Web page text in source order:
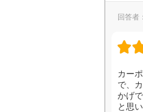
回答者
カー
で、
かげ
と思